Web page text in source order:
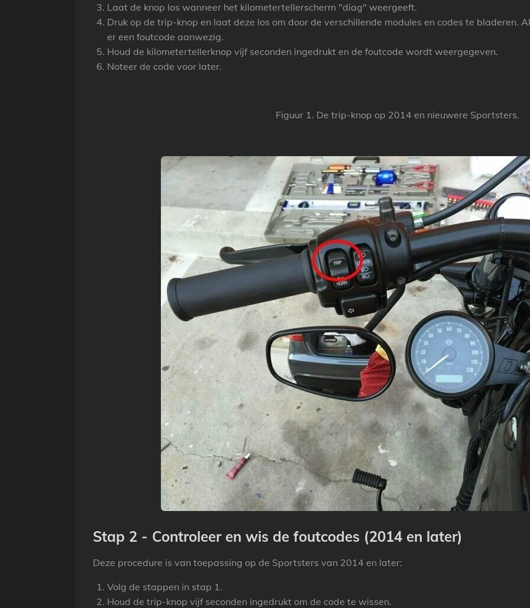
Laat de knop los wanneer het kilometertellerscherm "diag" weergeeft.
Druk op de trip-knop en laat deze los om door de verschillende modules en codes te bladeren.
er een foutcode aanwezig.
Houd de kilometertellerknop vijf seconden ingedrukt en de foutcode wordt weergegeven.
Noteer de code voor later.
Figuur 1. De trip-knop op 2014 en nieuwere Sportsters.
Stap 2 - Controleer en wis de foutcodes (2014 en later)
Deze procedure is van toepassing op de Sportsters van 2014 en later:
Volg de stappen in stap 1.
Houd de trip-knop vijf seconden ingedrukt om de code te wissen.